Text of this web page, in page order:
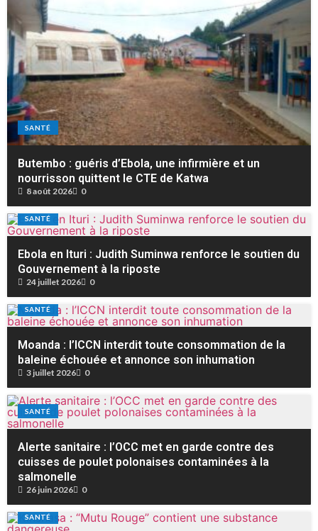
SANTÉ
Butembo : guéris d’Ebola, une infirmière et un
nourrisson quittent le CTE de Katwa
8 août 2026 0
SANTÉ
Ebola en Ituri : Judith Suminwa renforce le soutien du
Gouvernement à la riposte
24 juillet 2026 0
SANTÉ
Moanda : l’ICCN interdit toute consommation de la
baleine échouée et annonce son inhumation
3 juillet 2026 0
SANTÉ
Alerte sanitaire : l’OCC met en garde contre des
cuisses de poulet polonaises contaminées à la
salmonelle
26 juin 2026 0
SANTÉ